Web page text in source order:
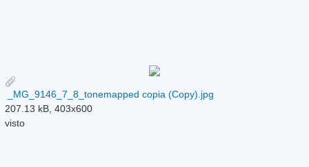
_MG_9146_7_8_tonemapped copia (Copy).jpg
207.13 kB, 403x600
visto